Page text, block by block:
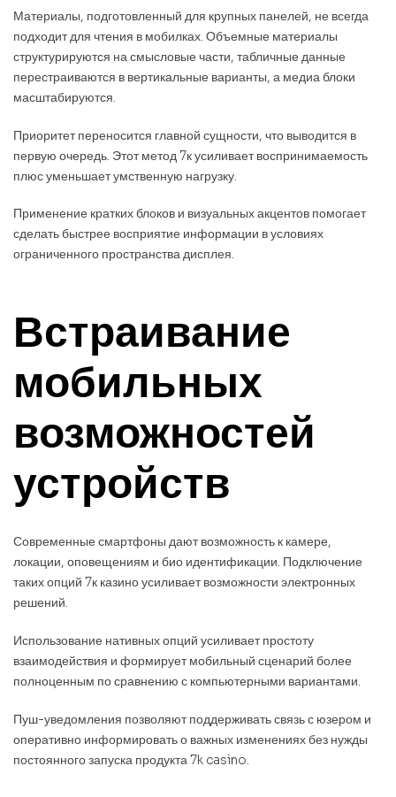
Материалы, подготовленный для крупных панелей, не всегда
подходит для чтения в мобилках. Объемные материалы
структурируются на смысловые части, табличные данные
перестраиваются в вертикальные варианты, а медиа блоки
масштабируются.
Приоритет переносится главной сущности, что выводится в
первую очередь. Этот метод 7к усиливает воспринимаемость
плюс уменьшает умственную нагрузку.
Применение кратких блоков и визуальных акцентов помогает
сделать быстрее восприятие информации в условиях
ограниченного пространства дисплея.
Встраивание
мобильных
возможностей
устройств
Современные смартфоны дают возможность к камере,
локации, оповещениям и био идентификации. Подключение
таких опций 7к казино усиливает возможности электронных
решений.
Использование нативных опций усиливает простоту
взаимодействия и формирует мобильный сценарий более
полноценным по сравнению с компьютерными вариантами.
Пуш-уведомления позволяют поддерживать связь с юзером и
оперативно информировать о важных изменениях без нужды
постоянного запуска продукта 7k casino.